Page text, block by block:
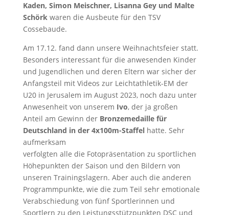
Kaden, Simon Meischner, Lisanna Gey und Malte
Schörkwaren die Ausbeute für den TSV
Cossebaude.
Am 17.12. fand dann unsere Weihnachtsfeier statt.
Besonders interessant für die anwesenden Kinder
und Jugendlichen und deren Eltern war sicher der
Anfangsteil mit Videos zur Leichtathletik-EM der
U20 in Jerusalem im August 2023, noch dazu unter
Anwesenheit von unserem Ivo, der ja großen
Anteil am Gewinn der Bronzemedaille für
Deutschland in der 4x100m-Staffelhatte. Sehr
aufmerksam
verfolgten alle die Fotopräsentation zu sportlichen
Höhepunkten der Saison und den Bildern von
unseren Trainingslagern. Aber auch die anderen
Programmpunkte, wie die zum Teil sehr emotionale
Verabschiedung von fünf Sportlerinnen und
Sportlern zu den Leistungsstützpunkten DSC und